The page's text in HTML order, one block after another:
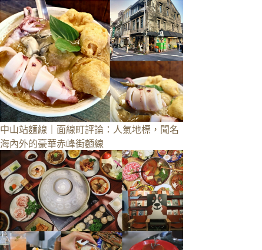
中山站麵線｜面線町評論：人氣地標，聞名
海內外的豪華赤峰街麵線